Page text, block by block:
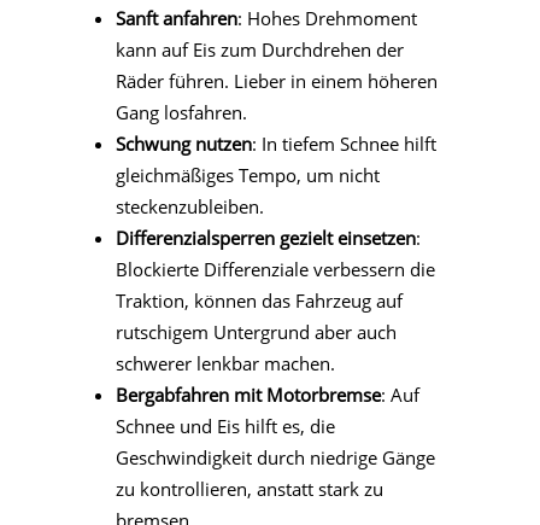
Sanft anfahren: Hohes Drehmoment
kann auf Eis zum Durchdrehen der
Räder führen. Lieber in einem höheren
Gang losfahren.
Schwung nutzen: In tiefem Schnee hilft
gleichmäßiges Tempo, um nicht
steckenzubleiben.
Differenzialsperren gezielt einsetzen:
Blockierte Differenziale verbessern die
Traktion, können das Fahrzeug auf
rutschigem Untergrund aber auch
schwerer lenkbar machen.
Bergabfahren mit Motorbremse: Auf
Schnee und Eis hilft es, die
Geschwindigkeit durch niedrige Gänge
zu kontrollieren, anstatt stark zu
bremsen.